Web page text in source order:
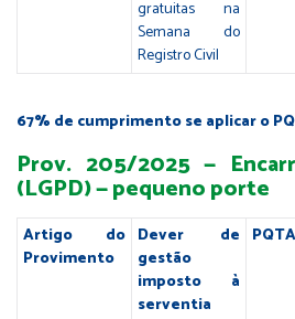
gratuitas na
Semana do
Registro Civil
67% de cumprimento se aplicar o
Prov. 205/2025 —
(LGPD) — pequeno porte
Artigo do
Provimento
Dever de
gestão
imposto à
serventia
PQTA